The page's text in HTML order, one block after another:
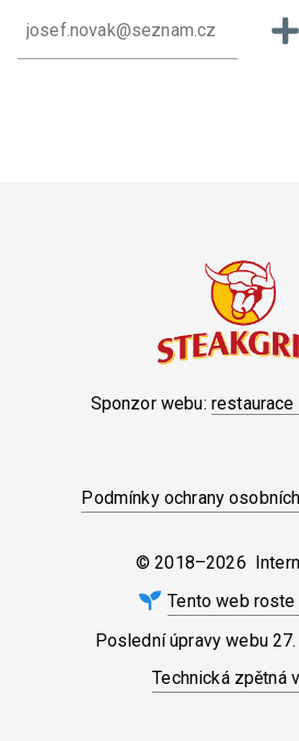
Sponzor webu: restaurace
Podmínky ochrany
© 2018–2026
Tento web roste
Poslední úpravy webu
Technická zpětná